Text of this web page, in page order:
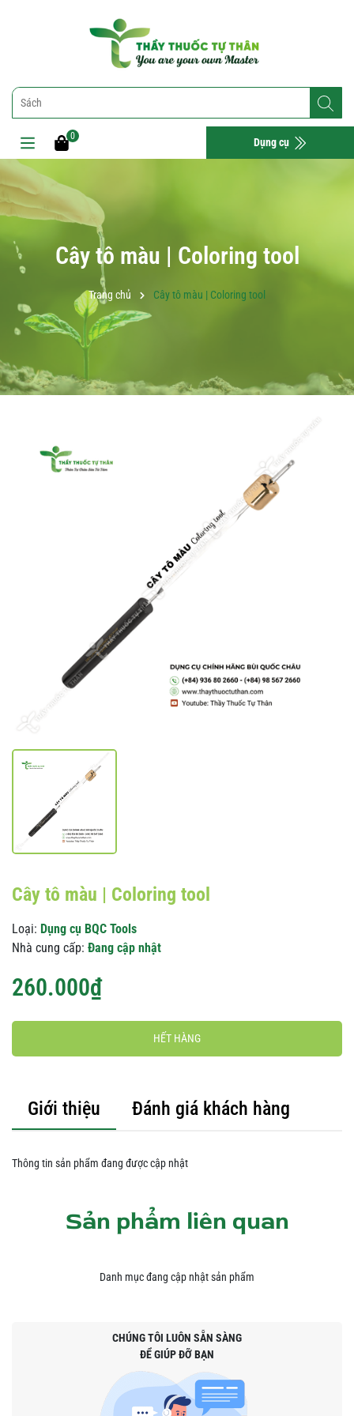
0 Dụng cụ
Cây tô màu | Coloring tool
Trang chủ Cây tô màu | Coloring tool
Cây tô màu | Coloring tool
Loại: Dụng cụ BQC Tools
Nhà cung cấp: Đang cập nhật
260.000₫
HẾT HÀNG
Giới thiệu Đánh giá khách hàng
Thông tin sản phẩm đang được cập nhật
Sản phẩm liên quan
Danh mục đang cập nhật sản phẩm
CHÚNG TÔI LUÔN SẴN SÀNG
ĐỂ GIÚP ĐỠ BẠN